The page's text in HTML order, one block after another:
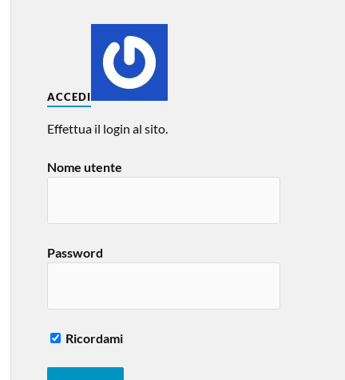
ACCEDI
Effettua il login al sito.
Nome utente
Password
Ricordami